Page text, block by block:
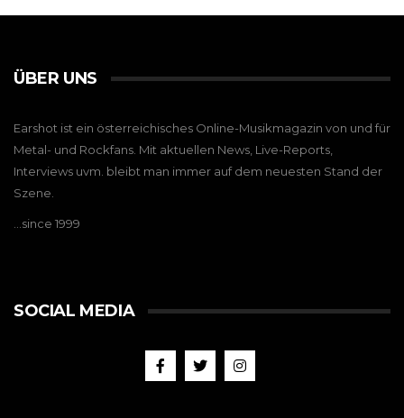
ÜBER UNS
Earshot ist ein österreichisches Online-Musikmagazin von und für
Metal- und Rockfans. Mit aktuellen News, Live-Reports,
Interviews uvm. bleibt man immer auf dem neuesten Stand der
Szene.
…since 1999
SOCIAL MEDIA